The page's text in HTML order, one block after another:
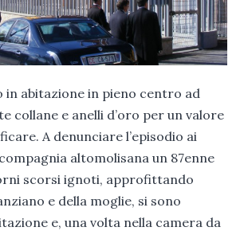
in abitazione in pieno centro ad
collane e anelli d’oro per un valore
A denunciare l’episodio ai
altomolisana un 87enne
scorsi ignoti, approfittando
e della moglie, si sono
e, una volta nella camera da